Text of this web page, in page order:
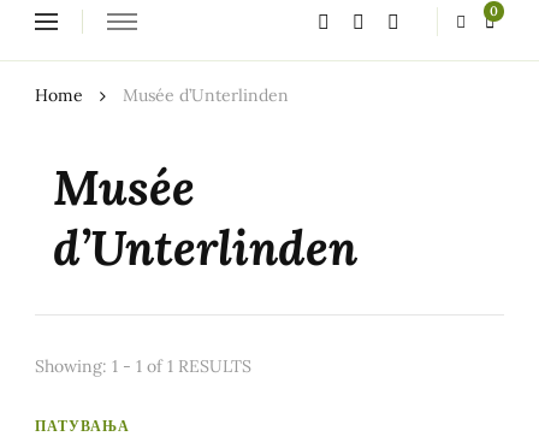
0
Home Musée d’Unterlinden
Musée
d’Unterlinden
Showing: 1 - 1 of 1 RESULTS
ПАТУВАЊА